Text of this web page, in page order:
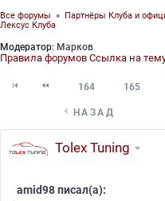
Все форумы » Партнёры Клуба и
Лексус Клуба
Модератор: Марков
Правила форумов Ссылка на
  164 165
 НАЗАД
Tolex Tuning
amid98 писал(а):